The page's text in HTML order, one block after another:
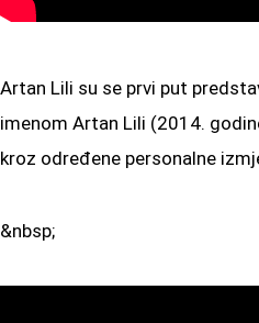
Artan Lili su se prvi put
imenom Artan Lili (2014.
kroz određene personalne
&nbsp;